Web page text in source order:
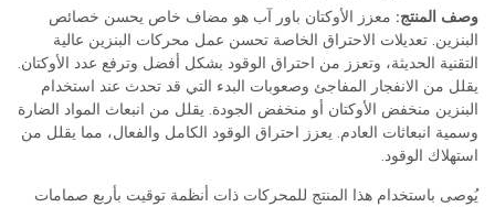
وصف المنتج: معزز الأوكتان باور آب هو مضاف خاص يحسن خصائص
البنزين. تعديلات الاحتراق الخاصة تحسن عمل محركات البنزين عالية
التقنية الحديثة، وتعزز من احتراق الوقود بشكل أفضل وترفع عدد الأوكتان.
يقلل من الانفجار المفاجئ وصعوبات البدء التي قد تحدث عند استخدام
البنزين منخفض الأوكتان أو منخفض الجودة. يقلل من انبعاث المواد الضارة
وسمية انبعاثات العادم. يعزز احتراق الوقود الكامل والفعال، مما يقلل من
استهلاك الوقود.
يُوصى باستخدام هذا المنتج للمحركات ذات أنظمة توقيت بأربع صمامات